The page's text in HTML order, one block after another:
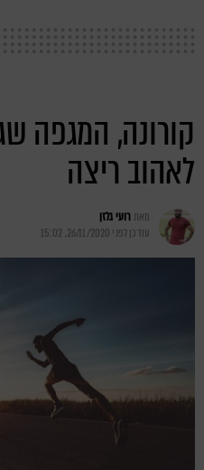
קורונה, המגפה
לאהוב ריצה
מאתרועי גלזן
עודכן לפני 26/11/2020, 15:02